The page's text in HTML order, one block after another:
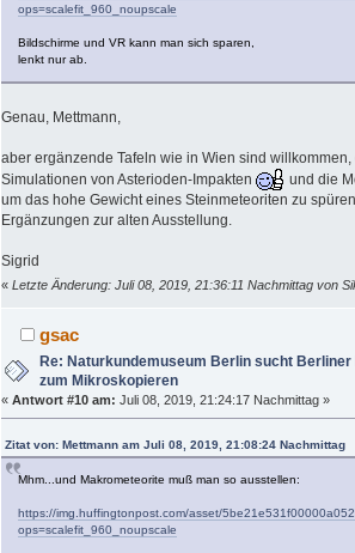
ops=scalefit_960_noupscale
Bildschirme und VR kann man sich sparen,
lenkt nur ab.
Genau, Mettmann,
aber ergänzende Tafeln wie in Wien sind
Simulationen von Asterioden-Impakten
und die
um das hohe Gewicht eines Steinmeteoriten zu
Ergänzungen zur alten Ausstellung.
Sigrid
« Letzte Änderung: Juli 08, 2019, 21:36:11 Nachmittag von
gsac
Re: Naturkundemuseum Berlin sucht
zum Mikroskopieren
« Antwort #10 am: Juli 08, 2019, 21:24:17 Nachmittag »
Zitat von: Mettmann am Juli 08, 2019, 21:08:24 Nachmittag
Mhm...und Makrometeorite muß man so ausstellen:
https://img.huffingtonpost.com/asset/
ops=scalefit_960_noupscale